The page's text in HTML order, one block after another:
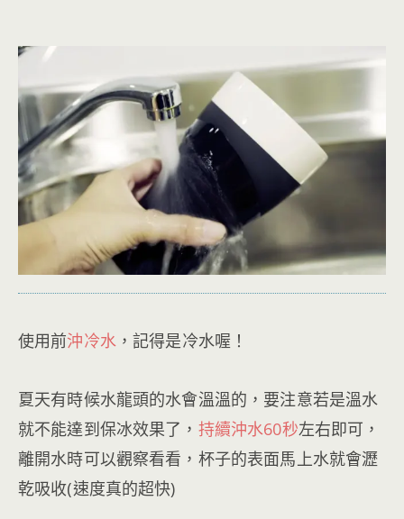
使用前沖冷水，記得是冷水喔！
夏天有時候水龍頭的水會溫溫的，要注意若是溫水
就不能達到保冰效果了， 持續沖水60秒左右即可，
離開水時可以觀察看看，杯子的表面馬上水就會瀝
乾吸收(速度真的超快)